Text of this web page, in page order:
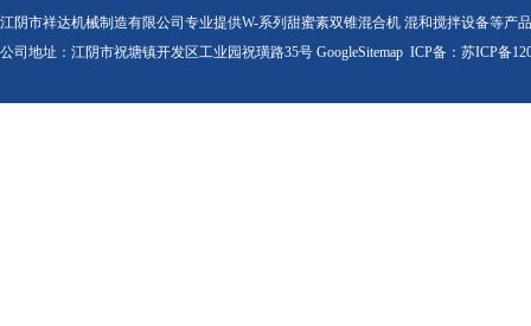
江阴市祥达机械制造有限公司专业提供W-系列甜蜜素双锥混合机 混和搅拌设备等产
公司地址：江阴市祝塘镇开发区工业园祝璜路35号 GoogleSitemap ICP备： 苏ICP备